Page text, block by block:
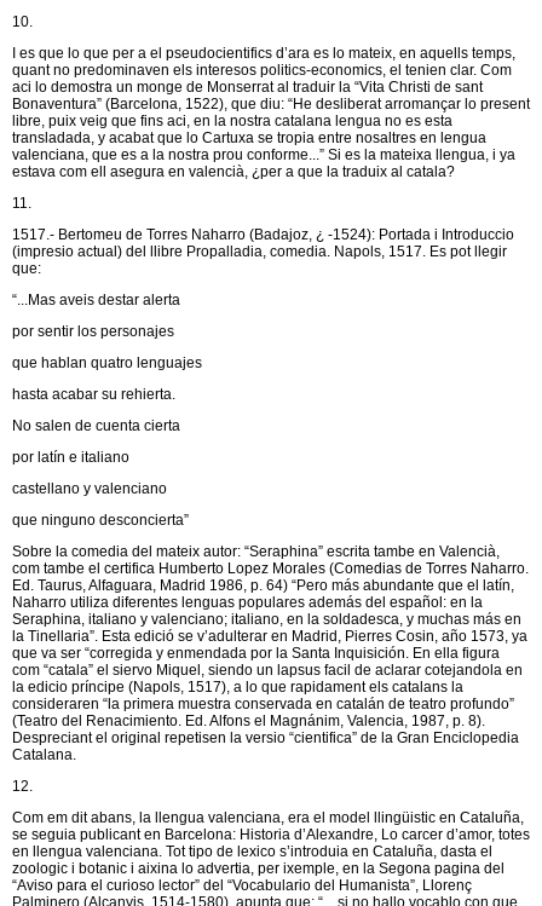
10.
I es que lo que per a el pseudocientifics d’ara es lo mateix, en aquells temps,
quant no predominaven els interesos politics-economics, el tenien clar. Com
aci lo demostra un monge de Monserrat al traduir la “Vita Christi de sant
Bonaventura” (Barcelona, 1522), que diu: “He desliberat arromançar lo present
libre, puix veig que fins aci, en la nostra catalana lengua no es esta
transladada, y acabat que lo Cartuxa se tropia entre nosaltres en lengua
valenciana, que es a la nostra prou conforme...” Si es la mateixa llengua, i ya
estava com ell asegura en valencià, ¿per a que la traduix al catala?
11.
1517.- Bertomeu de Torres Naharro (Badajoz, ¿ -1524): Portada i Introduccio
(impresio actual) del llibre Propalladia, comedia. Napols, 1517. Es pot llegir
que:
“...Mas aveis destar alerta
por sentir los personajes
que hablan quatro lenguajes
hasta acabar su rehierta.
No salen de cuenta cierta
por latín e italiano
castellano y valenciano
que ninguno desconcierta”
Sobre la comedia del mateix autor: “Seraphina” escrita tambe en Valencià,
com tambe el certifica Humberto Lopez Morales (Comedias de Torres Naharro.
Ed. Taurus, Alfaguara, Madrid 1986, p. 64) “Pero más abundante que el latín,
Naharro utiliza diferentes lenguas populares además del español: en la
Seraphina, italiano y valenciano; italiano, en la soldadesca, y muchas más en
la Tinellaria”. Esta edició se v’adulterar en Madrid, Pierres Cosin, año 1573, ya
que va ser “corregida y enmendada por la Santa Inquisición. En ella figura
com “catala” el siervo Miquel, siendo un lapsus facil de aclarar cotejandola en
la edicio príncipe (Napols, 1517), a lo que rapidament els catalans la
consideraren “la primera muestra conservada en catalán de teatro profundo”
(Teatro del Renacimiento. Ed. Alfons el Magnánim, Valencia, 1987, p. 8).
Despreciant el original repetisen la versio “cientifica” de la Gran Enciclopedia
Catalana.
12.
Com em dit abans, la llengua valenciana, era el model llingüistic en Cataluña,
se seguia publicant en Barcelona: Historia d’Alexandre, Lo carcer d’amor, totes
en llengua valenciana. Tot tipo de lexico s’introduia en Cataluña, dasta el
zoologic i botanic i aixina lo advertia, per ixemple, en la Segona pagina del
“Aviso para el curioso lector” del “Vocabulario del Humanista”, Llorenç
Palminero (Alcanyis, 1514-1580). apunta que: “... si no hallo vocablo con que